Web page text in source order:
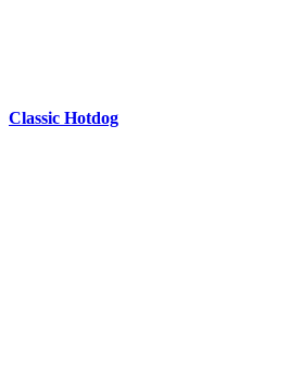
Classic Hotdog